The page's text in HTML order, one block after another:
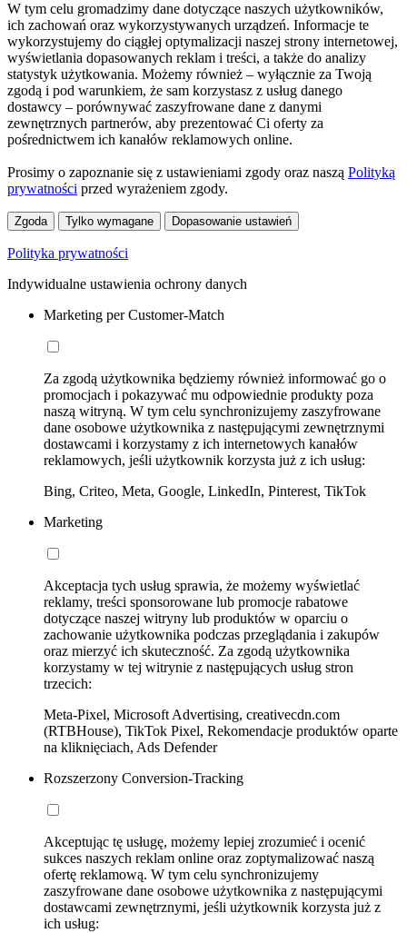
W tym celu gromadzimy dane dotyczące naszych użytkowników,
ich zachowań oraz wykorzystywanych urządzeń. Informacje te
wykorzystujemy do ciągłej optymalizacji naszej strony internetowej,
wyświetlania dopasowanych reklam i treści, a także do analizy
statystyk użytkowania. Możemy również – wyłącznie za Twoją
zgodą i pod warunkiem, że sam korzystasz z usług danego
dostawcy – porównywać zaszyfrowane dane z danymi
zewnętrznych partnerów, aby prezentować Ci oferty za
pośrednictwem ich kanałów reklamowych online.
Prosimy o zapoznanie się z ustawieniami zgody oraz naszą Polityką
prywatności przed wyrażeniem zgody.
Zgoda Tylko wymagane Dopasowanie ustawień
Polityka prywatności
Indywidualne ustawienia ochrony danych
Marketing per Customer-Match
Za zgodą użytkownika będziemy również informować go o
promocjach i pokazywać mu odpowiednie produkty poza
naszą witryną. W tym celu synchronizujemy zaszyfrowane
dane osobowe użytkownika z następującymi zewnętrznymi
dostawcami i korzystamy z ich internetowych kanałów
reklamowych, jeśli użytkownik korzysta już z ich usług:
Bing, Criteo, Meta, Google, LinkedIn, Pinterest, TikTok
Marketing
Akceptacja tych usług sprawia, że możemy wyświetlać
reklamy, treści sponsorowane lub promocje rabatowe
dotyczące naszej witryny lub produktów w oparciu o
zachowanie użytkownika podczas przeglądania i zakupów
oraz mierzyć ich skuteczność. Za zgodą użytkownika
korzystamy w tej witrynie z następujących usług stron
trzecich:
Meta-Pixel, Microsoft Advertising, creativecdn.com
(RTBHouse), TikTok Pixel, Rekomendacje produktów oparte
na kliknięciach, Ads Defender
Rozszerzony Conversion-Tracking
Akceptując tę usługę, możemy lepiej zrozumieć i ocenić
sukces naszych reklam online oraz zoptymalizować naszą
ofertę reklamową. W tym celu synchronizujemy
zaszyfrowane dane osobowe użytkownika z następującymi
dostawcami zewnętrznymi, jeśli użytkownik korzysta już z
ich usług: